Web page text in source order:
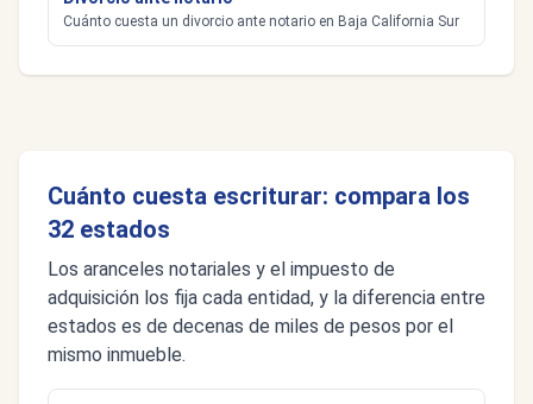
Cuánto cuesta un divorcio ante notario en Baja California Sur
Cuánto cuesta escriturar: compara los
32 estados
Los aranceles notariales y el impuesto de
adquisición los fija cada entidad, y la diferencia entre
estados es de decenas de miles de pesos por el
mismo inmueble.